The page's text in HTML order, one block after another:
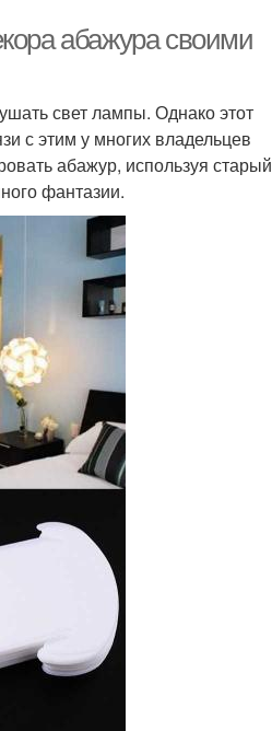
абажура своими
свет лампы. Однако этот
с этим у многих владельцев
абажур, используя старый
фантазии.